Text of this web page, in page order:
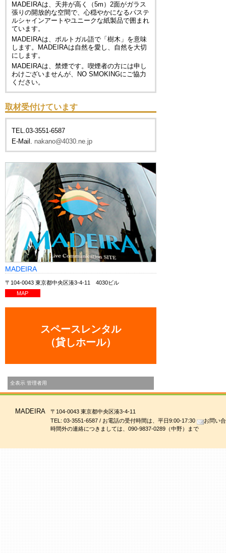
MADEIRAは、天井が高く（5m）2面がガラス
張りの開放的な空間で、心穏やかになるパステ
ルシャインアートやユニークな紙製品で囲まれ
ています。
MADEIRAは、ポルトガル語で「樹木」を意味
します。MADEIRAは自然を愛し、自然を大切
にします。
MADEIRAは、禁煙です。喫煙者の方には申し
わけございませんが、
NO SMOKINGにご協力
ください。
取材受付けています
TEL.03-3551-6587
E-Mail. nakano@4030.ne.jp
MADEIRA
〒104-0043 東京都中央区湊3-4-11 4030ビル
MAP
スペースレンタル
（貸しホール）
全表示 管理者用
MADEIRA
〒104-0043 東京都中央区湊3-4-11
TEL: 03-3551-6587 / お電話の受付時間は、平日9:00-17:30
お問い
時間外の連絡につきましては、090-9837-0289（中野）まで